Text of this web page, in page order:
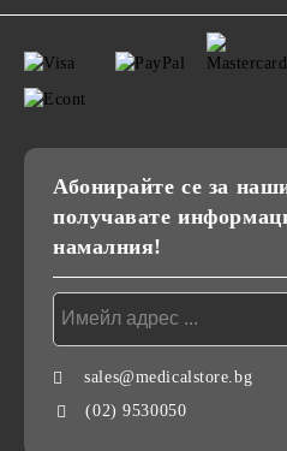
Абонирайте се за
получавате
намалния!
sales@medicalstore.bg
(02) 9530050